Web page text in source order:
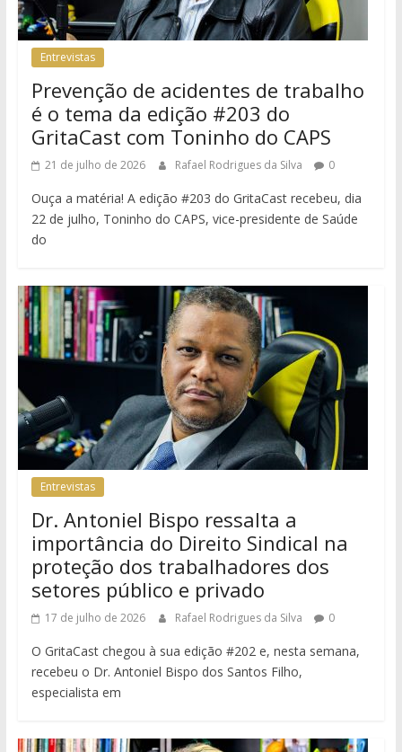
Entrevistas
Prevenção de acidentes de trabalho
é o tema da edição #203 do
GritaCast com Toninho do CAPS
21 de julho de 2026 Rafael Rodrigues da Silva 0
Ouça a matéria! A edição #203 do GritaCast recebeu, dia
22 de julho, Toninho do CAPS, vice-presidente de Saúde
do
Entrevistas
Dr. Antoniel Bispo ressalta a
importância do Direito Sindical na
proteção dos trabalhadores dos
setores público e privado
17 de julho de 2026 Rafael Rodrigues da Silva 0
O GritaCast chegou à sua edição #202 e, nesta semana,
recebeu o Dr. Antoniel Bispo dos Santos Filho,
especialista em